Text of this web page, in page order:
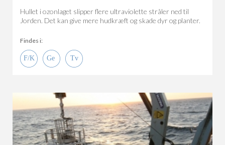
Hullet i ozonlaget slipper flere ultraviolette stråler ned til
Jorden. Det kan give mere hudkræft og skade dyr og planter.
Findes i: